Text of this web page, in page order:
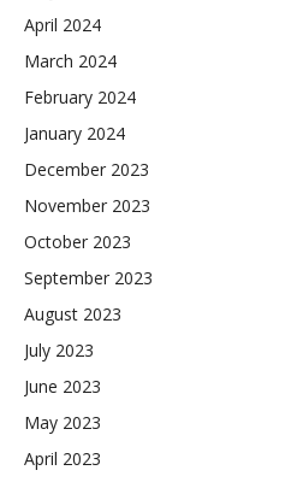
April 2024
March 2024
February 2024
January 2024
December 2023
November 2023
October 2023
September 2023
August 2023
July 2023
June 2023
May 2023
April 2023